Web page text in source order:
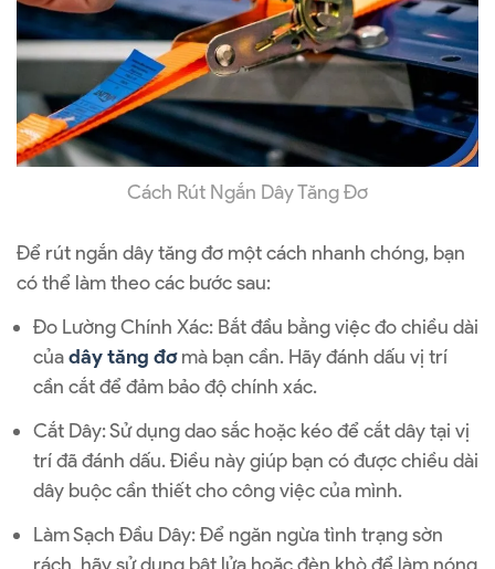
Cách Rút Ngắn Dây Tăng Đơ
Để rút ngắn dây tăng đơ một cách nhanh chóng, bạn
có thể làm theo các bước sau:
Đo Lường Chính Xác: Bắt đầu bằng việc đo chiều dài
củadây tăng đơmà bạn cần. Hãy đánh dấu vị trí
cần cắt để đảm bảo độ chính xác.
Cắt Dây: Sử dụng dao sắc hoặc kéo để cắt dây tại vị
trí đã đánh dấu. Điều này giúp bạn có được chiều dài
dây buộc cần thiết cho công việc của mình.
Làm Sạch Đầu Dây: Để ngăn ngừa tình trạng sờn